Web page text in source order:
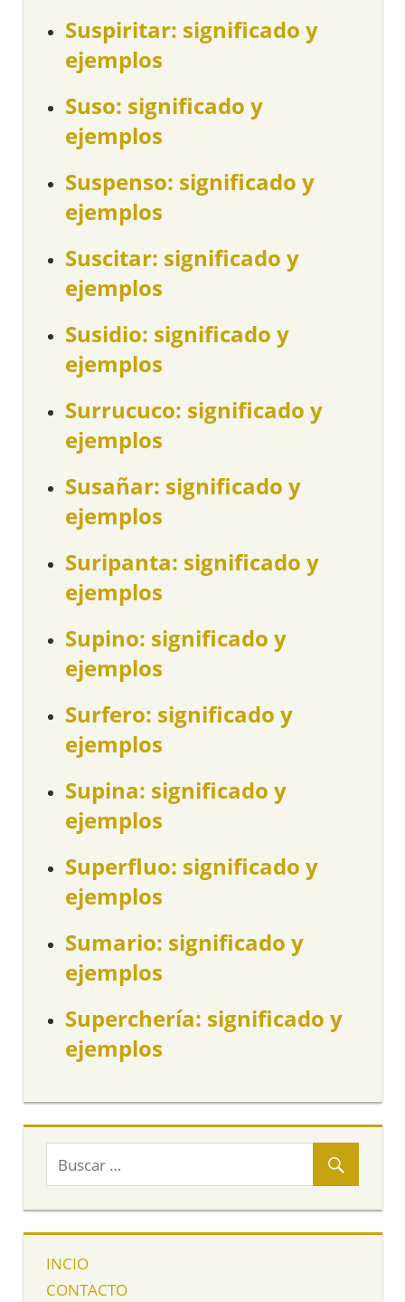
Suspiritar: significado y
ejemplos
Suso: significado y
ejemplos
Suspenso: significado y
ejemplos
Suscitar: significado y
ejemplos
Susidio: significado y
ejemplos
Surrucuco: significado y
ejemplos
Susañar: significado y
ejemplos
Suripanta: significado y
ejemplos
Supino: significado y
ejemplos
Surfero: significado y
ejemplos
Supina: significado y
ejemplos
Superfluo: significado y
ejemplos
Sumario: significado y
ejemplos
Superchería: significado y
ejemplos
INCIO
CONTACTO